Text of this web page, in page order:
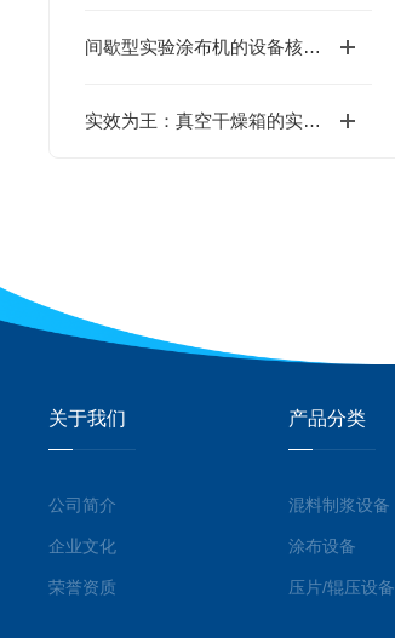
间歇型实验涂布机的设备核心概述一起了解下
实效为王：真空干燥箱的实战应用价值
关于我们
公司简介
企业文化
荣誉资质
产品分类
混料制浆设备
涂布设备
压片/辊压设备